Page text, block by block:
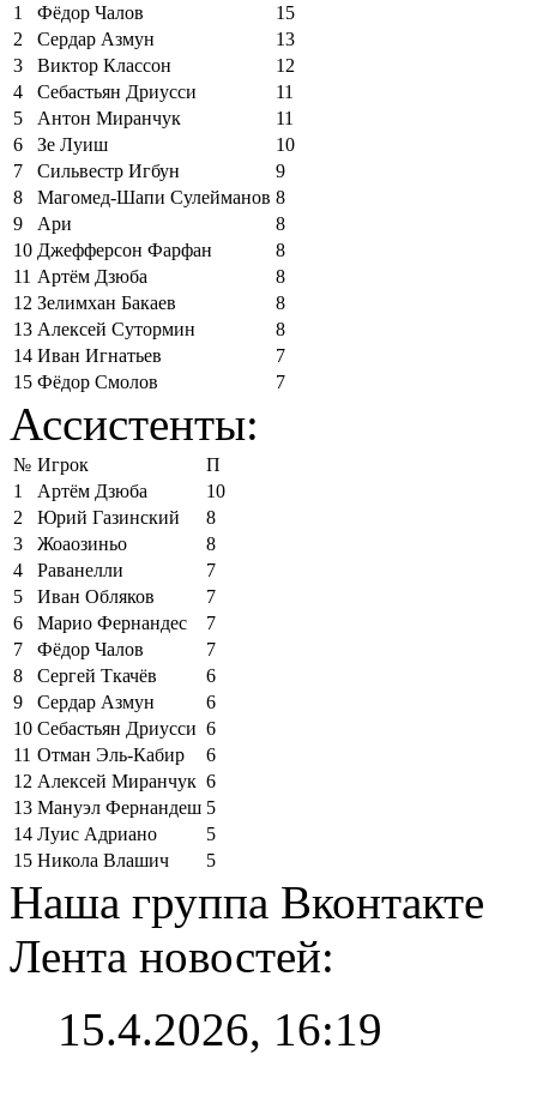
1 Фёдор Чалов
15
2
Сердар Азмун
13
3
Виктор Классон
12
4
Себастьян Дриусси
11
5
Антон Миранчук
11
6
Зе Луиш
10
7
Сильвестр Игбун
9
8
Магомед-Шапи Сулейманов 8
9
Ари
8
10 Джефферсон Фарфан
8
11 Артём Дзюба
8
12 Зелимхан Бакаев
8
13 Алексей Сутормин
8
14 Иван Игнатьев
7
15 Фёдор Смолов 7
Ассистенты:
№ Игрок
П
1
Артём Дзюба
10
2
Юрий Газинский
8
3
Жоаозиньо
8
4
Раванелли
7
5
Иван Обляков
7
6
Марио Фернандес
7
7
Фёдор Чалов
7
8
Сергей Ткачёв
6
9
Сердар Азмун
6
10 Себастьян Дриусси 6
11 Отман Эль-Кабир
6
12 Алексей Миранчук 6
13 Мануэл Фернандеш 5
14 Луис Адриано
5
15 Никола Влашич 5
Наша группа Вконтакте
Лента новостей:
15.4.2026, 16:19